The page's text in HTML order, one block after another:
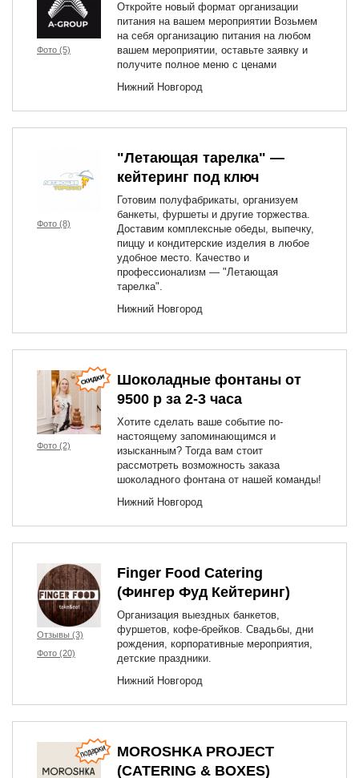
Фото (5)
Откройте новый формат организации
питания на вашем мероприятии Возьмем
на себя организацию питания на любом
вашем мероприятии, оставьте заявку и
получите полное меню с ценами
Нижний Новгород
Фото (8)
"Летающая тарелка" —
кейтеринг под ключ
Готовим полуфабрикаты, организуем
банкеты, фуршеты и другие торжества.
Доставим комплексные обеды, выпечку,
пиццу и кондитерские изделия в любое
удобное место. Качество и
профессионализм — "Летающая
тарелка".
Нижний Новгород
Фото (2)
Шоколадные фонтаны от
9500 р за 2-3 часа
Хотите сделать ваше событие по-
настоящему запоминающимся и
изысканным? Тогда вам стоит
рассмотреть возможность заказа
шоколадного фонтана от нашей команды!
Нижний Новгород
Отзывы (3)
Фото (20)
Finger Food Catering
(Фингер Фуд Кейтеринг)
Организация выездных банкетов,
фуршетов, кофе-брейков. Свадьбы, дни
рождения, корпоративные мероприятия,
детские праздники.
Нижний Новгород
MOROSHKA PROJECT
(CATERING & BOXES)